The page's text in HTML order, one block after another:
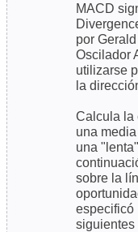
MACD
por
Oscilador
utilizarse
la
Calcula la
una
una
sobre la
especificó
siguientes